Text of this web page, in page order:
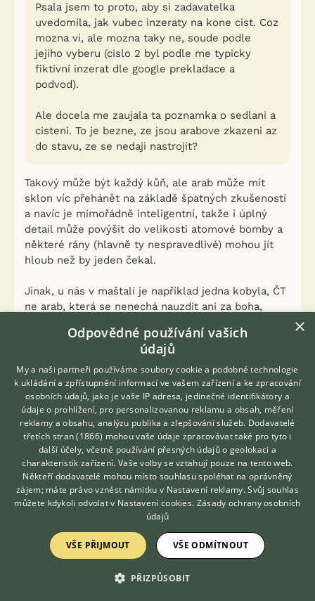
Psala jsem to proto, aby si zadavatelka
uvedomila, jak vubec inzeraty na kone cist. Coz
mozna vi, ale mozna taky ne, soude podle
jejiho vyberu (cislo 2 byl podle me typicky
fiktivni inzerat dle google prekladace a
podvod).
Ale docela me zaujala ta poznamka o sedlani a
cisteni. To je bezne, ze jsou arabove zkazeni az
do stavu, ze se nedaji nastrojit?
Takový může být každý kůň, ale arab může mít
sklon víc přehánět na základě špatných zkušeností
a navíc je mimořádně inteligentní, takže i úplný
detail může povýšit do velikosti atomové bomby a
některé rány (hlavně ty nespravedlivé) mohou jít
hloub než by jeden čekal.
Jinak, u nás v maštali je například jedna kobyla, ČT
ne arab, která se nenechá nauzdit ani za boha,
ohlávce, ke které je přidělané udidlo. Stává se to a
opravy takových koní jsou na dlouho a pro
zkušeného.
Můj starší hřebec tahal v jedničce a jevil se velmi
dobře, ale jeho trenér zápřahu ho totálně zprasil,
protože si s arabskou osobností skrz vlastní
pokroucené ego neuměl poradit, a mě chvíli trvalo,
než mi to došlo (bití a různé jiné nepříjemné věci u
něho na pořadu dne, ale nikdy ne přede mnou...).
Hřebec dnes sice tahat bude, ale jen gumu. Ani za
boha ho nedostanu mezi oje. Prostě je to tam a už
to asi nikdy nevyřešíme resp možná to zkusím za
10-20 let, třeba to do té doby zapomene
Naštěstí se to nepřetavilo do podsedlového
ježdění, tak se rozvíjíme aspoň tímto směrem.
Hledáte zvířecího kamaráda?
Zdarma vám poradí
VETERINÁŘ ONLINE
KONZULTOVAT S
VETERINÁŘEM
×
Odpovědné používání vašich
údajů
My a naši partneři používáme soubory cookie a podobné technologie
k ukládání a zpřístupnění informací ve vašem zařízení a ke zpracování
osobních údajů, jako je vaše IP adresa, jedinečné identifikátory a
údaje o prohlížení, pro personalizovanou reklamu a obsah, měření
reklamy a obsahu, analýzu publika a zlepšování služeb. Dodavatelé
třetích stran (1866) mohou vaše údaje zpracovávat také pro tyto i
další účely, včetně používání přesných údajů o geolokaci a
charakteristik zařízení. Vaše volby se vztahují pouze na tento web.
Někteří dodavatelé mohou místo souhlasu spoléhat na oprávněný
zájem; máte právo vznést námitku v Nastavení reklamy. Svůj souhlas
můžete kdykoli odvolat v Nastavení cookies. Zásady ochrany osobních
údajů
VŠE PŘIJMOUT VŠE ODMÍTNOUT
PŘIZPŮSOBIT